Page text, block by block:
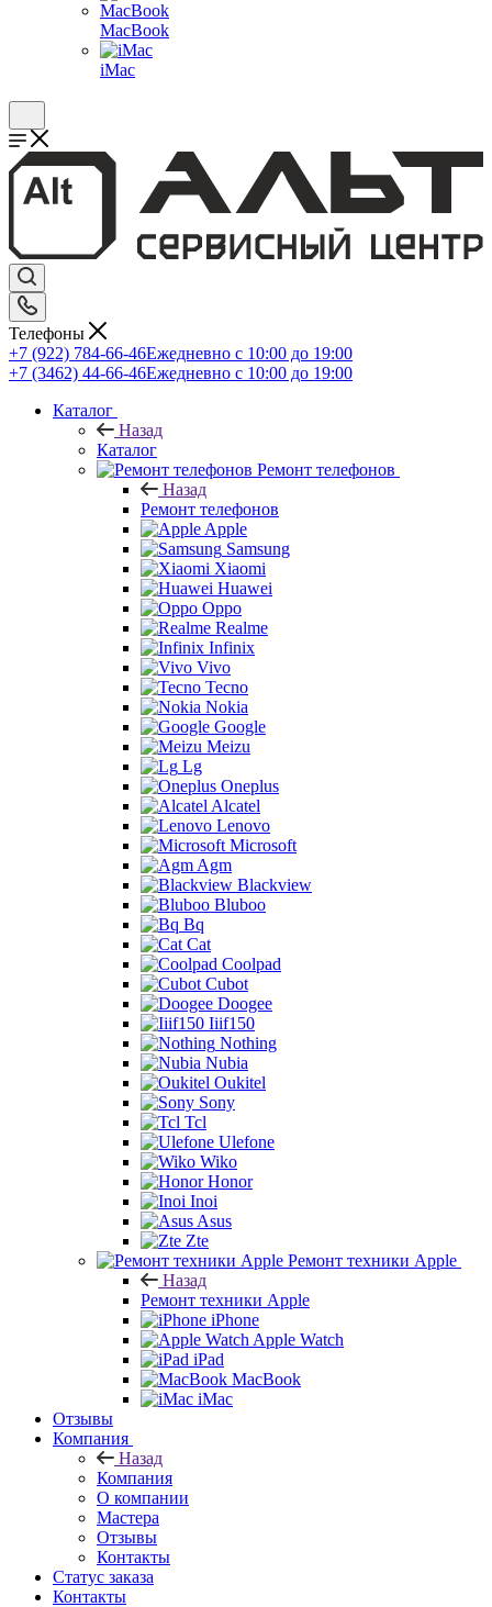
MacBook
iMac
Телефоны
+7 (922) 784-66-46Ежедневно с 10:00 до 19:00
+7 (3462) 44-66-46Ежедневно с 10:00 до 19:00
Каталог
Назад
Каталог
Ремонт телефонов
Назад
Ремонт телефонов
Apple
Samsung
Xiaomi
Huawei
Oppo
Realme
Infinix
Vivo
Tecno
Nokia
Google
Meizu
Lg
Oneplus
Alcatel
Lenovo
Microsoft
Agm
Blackview
Bluboo
Bq
Cat
Coolpad
Cubot
Doogee
Iiif150
Nothing
Nubia
Oukitel
Sony
Tcl
Ulefone
Wiko
Honor
Inoi
Asus
Zte
Ремонт техники Apple
Назад
Ремонт техники Apple
iPhone
Apple Watch
iPad
MacBook
iMac
Отзывы
Компания
Назад
Компания
О компании
Мастера
Отзывы
Контакты
Статус заказа
Контакты